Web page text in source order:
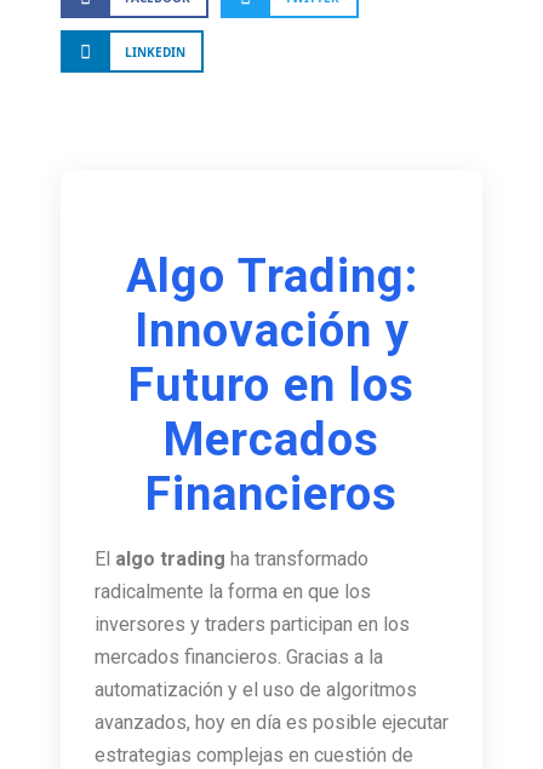
LINKEDIN
Algo Trading:
Innovación y
Futuro en los
Mercados
Financieros
El algo trading ha transformado
radicalmente la forma en que los
inversores y traders participan en los
mercados financieros. Gracias a la
automatización y el uso de algoritmos
avanzados, hoy en día es posible ejecutar
estrategias complejas en cuestión de